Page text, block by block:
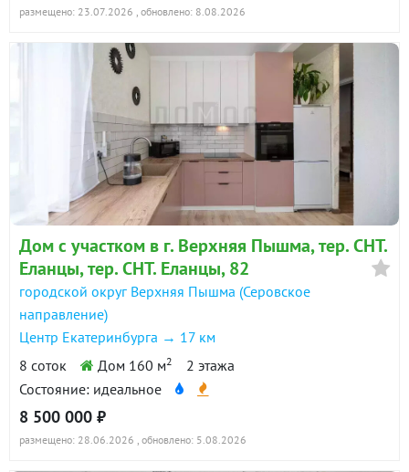
размещено: 23.07.2026 , обновлено: 8.08.2026
Дом с участком в г. Верхняя Пышма, тер. СНТ.
Еланцы, тер. СНТ. Еланцы, 82
городской округ Верхняя Пышма (Серовское
направление)
Центр Екатеринбурга → 17 км
8 соток
Дом 160 м2
2 этажа
Состояние: идеальное
8 500 000 ₽
размещено: 28.06.2026 , обновлено: 5.08.2026